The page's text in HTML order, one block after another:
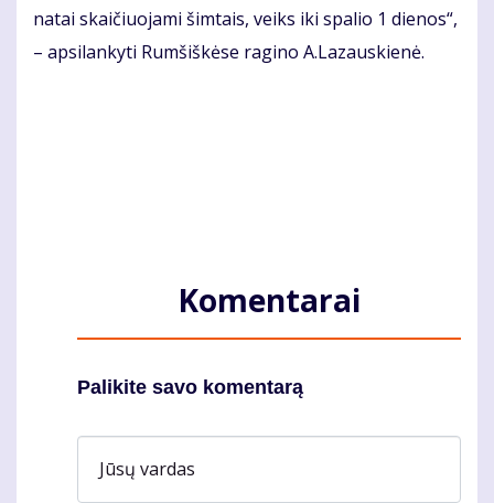
na­tai skai­čiuo­ja­mi šim­tais, veiks iki spa­lio 1 die­nos“,
– ap­si­lan­ky­ti Rum­šiš­kė­se ra­gi­no A.La­zaus­kie­nė.
Komentarai
Palikite savo komentarą
Jūsų vardas